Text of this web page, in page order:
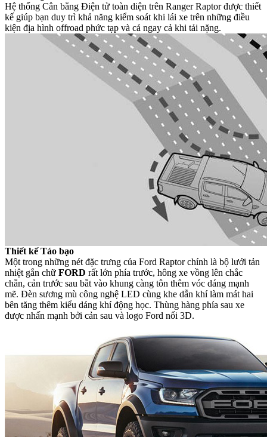
Hệ thống Cân bằng Điện tử toàn diện trên Ranger Raptor được thiết
kế giúp bạn duy trì khả năng kiểm soát khi lái xe trên những điều
kiện địa hình offroad phức tạp và cả ngay cả khi tải nặng.
Thiết kế Táo bạo
Một trong những nét đặc trưng của Ford Raptor chính là bộ lưới tản
nhiệt gắn chữ FORD rất lớn phía trước, hông xe vồng lên chắc
chắn, cản trước sau bắt vào khung càng tôn thêm vóc dáng mạnh
mẽ. Đèn sương mù công nghệ LED cùng khe dẫn khí làm mát hai
bên tăng thêm kiểu dáng khí động học. Thùng hàng phía sau xe
được nhấn mạnh bởi cản sau và logo Ford nổi 3D.